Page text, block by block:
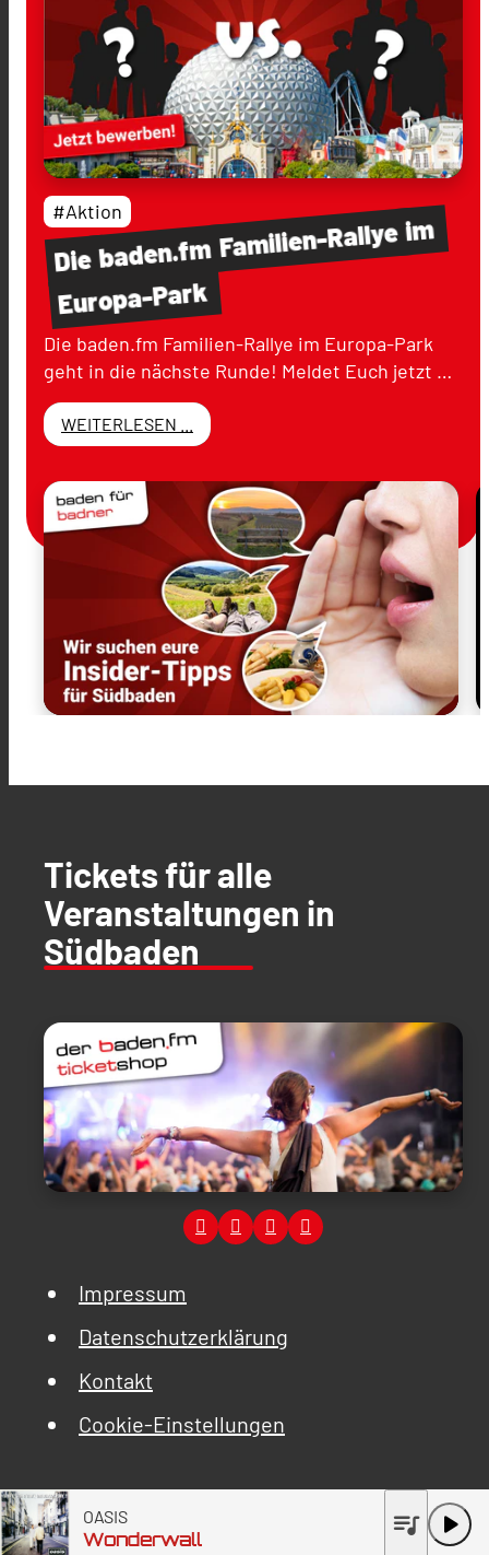
Diebaden.fmFamilien-Rallyeim
Europa-Park
#Aktion
Die baden.fm Familien-Rallye im Europa-Park
geht in die nächste Runde! Meldet Euch jetzt …
WEITERLESEN ...
Tickets für alle
Veranstaltungen in
Südbaden
Impressum
Datenschutzerklärung
Kontakt
Cookie-Einstellungen
OASIS
Wonderwall play_arrow
queue_music